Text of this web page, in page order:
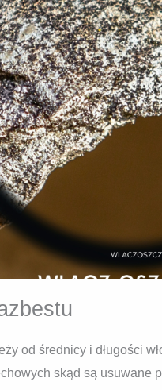
od średnicy i długości
skąd są usuwane